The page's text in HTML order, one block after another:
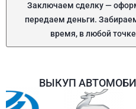
Заключаем сделку —
передаем деньги.
время, в любой
ВЫКУП